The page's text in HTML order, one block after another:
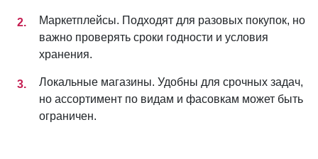
Маркетплейсы. Подходят для разовых покупок, но
важно проверять сроки годности и условия
хранения.
Локальные магазины. Удобны для срочных задач,
но ассортимент по видам и фасовкам может быть
ограничен.